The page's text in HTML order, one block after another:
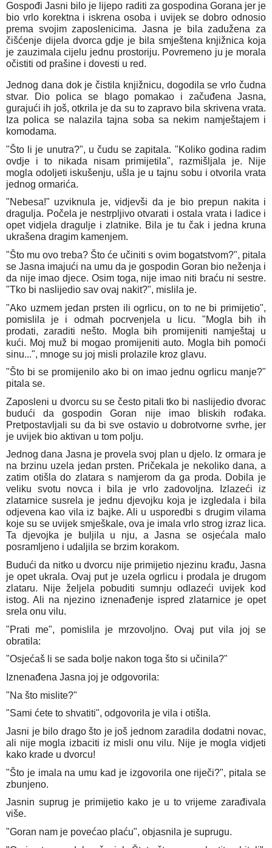
Gospođi Jasni bilo je lijepo raditi za gospodina Gorana jer je
bio vrlo korektna i iskrena osoba i uvijek se dobro odnosio
prema svojim zaposlenicima. Jasna je bila zadužena za
čišćenje dijela dvorca gdje je bila smještena knjižnica koja
je zauzimala cijelu jednu prostoriju. Povremeno ju je morala
očistiti od prašine i dovesti u red.
Jednog dana dok je čistila knjižnicu, dogodila se vrlo čudna
stvar. Dio polica se blago pomakao i začuđena Jasna,
gurajući ih još, otkrila je da su to zapravo bila skrivena vrata.
Iza polica se nalazila tajna soba sa nekim namještajem i
komodama.
"Što li je unutra?", u čudu se zapitala. "Koliko godina radim
ovdje i to nikada nisam primijetila", razmišljala je. Nije
mogla odoljeti iskušenju, ušla je u tajnu sobu i otvorila vrata
jednog ormarića.
"Nebesa!" uzviknula je, vidjevši da je bio prepun nakita i
dragulja. Počela je nestrpljivo otvarati i ostala vrata i ladice i
opet vidjela dragulje i zlatnike. Bila je tu čak i jedna kruna
ukrašena dragim kamenjem.
"Što mu ovo treba? Što će učiniti s ovim bogatstvom?", pitala
se Jasna imajući na umu da je gospodin Goran bio neženja i
da nije imao djece. Osim toga, nije imao niti braću ni sestre.
"Tko bi naslijedio sav ovaj nakit?", mislila je.
"Ako uzmem jedan prsten ili ogrlicu, on to ne bi primijetio",
pomislila je i odmah pocrvenjela u licu. "Mogla bih ih
prodati, zaraditi nešto. Mogla bih promijeniti namještaj u
kući. Moj muž bi mogao promijeniti auto. Mogla bih pomoći
sinu...", mnoge su joj misli prolazile kroz glavu.
"Što bi se promijenilo ako bi on imao jednu ogrlicu manje?"
pitala se.
Zaposleni u dvorcu su se često pitali tko bi naslijedio dvorac
budući da gospodin Goran nije imao bliskih rođaka.
Pretpostavljali su da bi sve ostavio u dobrotvorne svrhe, jer
je uvijek bio aktivan u tom polju.
Jednog dana Jasna je provela svoj plan u djelo. Iz ormara je
na brzinu uzela jedan prsten. Pričekala je nekoliko dana, a
zatim otišla do zlatara s namjerom da ga proda. Dobila je
veliku svotu novca i bila je vrlo zadovoljna. Izlazeći iz
zlatarnice susrela je jednu djevojku koja je izgledala i bila
odjevena kao vila iz bajke. Ali u usporedbi s drugim vilama
koje su se uvijek smješkale, ova je imala vrlo strog izraz lica.
Ta djevojka je buljila u nju, a Jasna se osjećala malo
posramljeno i udaljila se brzim korakom.
Budući da nitko u dvorcu nije primijetio njezinu krađu, Jasna
je opet ukrala. Ovaj put je uzela ogrlicu i prodala je drugom
zlataru. Nije željela pobuditi sumnju odlazeći uvijek kod
istog. Ali na njezino iznenađenje ispred zlatarnice je opet
srela onu vilu.
"Prati me", pomislila je mrzovoljno. Ovaj put vila joj se
obratila:
"Osjećaš li se sada bolje nakon toga što si učinila?"
Iznenađena Jasna joj je odgovorila:
"Na što mislite?"
"Sami ćete to shvatiti", odgovorila je vila i otišla.
Jasni je bilo drago što je još jednom zaradila dodatni novac,
ali nije mogla izbaciti iz misli onu vilu. Nije je mogla vidjeti
kako krade u dvorcu!
"Što je imala na umu kad je izgovorila one riječi?", pitala se
zbunjeno.
Jasnin suprug je primijetio kako je u to vrijeme zarađivala
više.
"Goran nam je povećao plaću", objasnila je suprugu.